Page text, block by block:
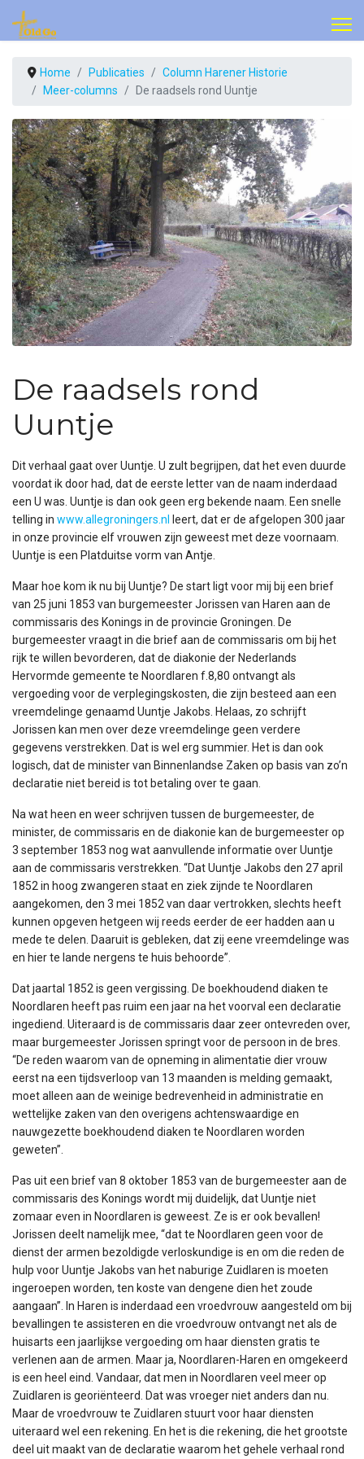
Home Publicaties
Column Harener Historie
Meer-columns
De raadsels rond Uuntje
De raadsels rond
Uuntje
Dit verhaal gaat over Uuntje. U zult begrijpen, dat het even duurde
voordat ik door had, dat de eerste letter van de naam inderdaad
een U was. Uuntje is dan ook geen erg bekende naam. Een snelle
telling in www.allegroningers.nl
leert, dat er de afgelopen 300 jaar
in onze provincie elf vrouwen zijn geweest met deze voornaam.
Uuntje is een Platduitse vorm van Antje.
Maar hoe kom ik nu bij Uuntje? De start ligt voor mij bij een brief
van 25 juni 1853 van burgemeester Jorissen van Haren aan de
commissaris des Konings in de provincie Groningen. De
burgemeester vraagt in die brief aan de commissaris om bij het
rijk te willen bevorderen, dat de diakonie der Nederlands
Hervormde gemeente te Noordlaren f.8,80 ontvangt als
vergoeding voor de verplegingskosten, die zijn besteed aan een
vreemdelinge genaamd Uuntje Jakobs. Helaas, zo schrijft
Jorissen kan men over deze vreemdelinge geen verdere
gegevens verstrekken. Dat is wel erg summier. Het is dan ook
logisch, dat de minister van Binnenlandse Zaken op basis van zo’n
declaratie niet bereid is tot betaling over te gaan.
Na wat heen en weer schrijven tussen de burgemeester, de
minister, de commissaris en de diakonie kan de burgemeester op
3 september 1853 nog wat aanvullende informatie over Uuntje
aan de commissaris verstrekken. “Dat Uuntje Jakobs den 27 april
1852 in hoog zwangeren staat en ziek zijnde te Noordlaren
aangekomen, den 3 mei 1852 van daar vertrokken, slechts heeft
kunnen opgeven hetgeen wij reeds eerder de eer hadden aan u
mede te delen. Daaruit is gebleken, dat zij eene vreemdelinge was
en hier te lande nergens te huis behoorde”.
Dat jaartal 1852 is geen vergissing. De boekhoudend diaken te
Noordlaren heeft pas ruim een jaar na het voorval een declaratie
ingediend. Uiteraard is de commissaris daar zeer ontevreden over,
maar burgemeester Jorissen springt voor de persoon in de bres.
“De reden waarom van de opneming in alimentatie dier vrouw
eerst na een tijdsverloop van 13 maanden is melding gemaakt,
moet alleen aan de weinige bedrevenheid in administratie en
wettelijke zaken van den overigens achtenswaardige en
nauwgezette boekhoudend diaken te Noordlaren worden
geweten”.
Pas uit een brief van 8 oktober 1853 van de burgemeester aan de
commissaris des Konings wordt mij duidelijk, dat Uuntje niet
zomaar even in Noordlaren is geweest. Ze is er ook bevallen!
Jorissen deelt namelijk mee, “dat te Noordlaren geen voor de
dienst der armen bezoldigde verloskundige is en om die reden de
hulp voor Uuntje Jakobs van het naburige Zuidlaren is moeten
ingeroepen worden, ten koste van dengene dien het zoude
aangaan”. In Haren is inderdaad een vroedvrouw aangesteld om bij
bevallingen te assisteren en die vroedvrouw ontvangt net als de
huisarts een jaarlijkse vergoeding om haar diensten gratis te
verlenen aan de armen. Maar ja, Noordlaren-Haren en omgekeerd
is een heel eind. Vandaar, dat men in Noordlaren veel meer op
Zuidlaren is georiënteerd. Dat was vroeger niet anders dan nu.
Maar de vroedvrouw te Zuidlaren stuurt voor haar diensten
uiteraard wel een rekening. En het is die rekening, die het grootste
deel uit maakt van de declaratie waarom het gehele verhaal rond